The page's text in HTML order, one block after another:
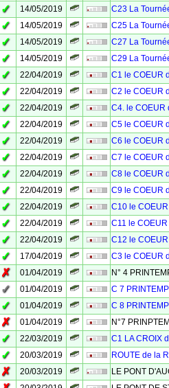
✓ 14/05/2019
C23 La
✓ 14/05/2019
C25 La
✓ 14/05/2019
C27 La
✓ 14/05/2019
C29 La
✓ 22/04/2019
C1 le COEUR
✓ 22/04/2019
C2 le COEUR
✓ 22/04/2019
C4. le COEUR
✓ 22/04/2019
C5 le COEUR
✓ 22/04/2019
C6 le COEUR
✓ 22/04/2019
C7 le COEUR
✓ 22/04/2019
C8 le COEUR
✓ 22/04/2019
C9 le COEUR
✓ 22/04/2019
C10 le
✓ 22/04/2019
C11 le
✓ 22/04/2019
C12 le
✓ 17/04/2019
C3 le COEUR
✗ 01/04/2019
N° 4
✓ 01/04/2019
C 7
✓ 01/04/2019
C 8
✗ 01/04/2019
N°7
✓ 22/03/2019
C1 LA CROIX
✓ 20/03/2019
ROUTE de la
✗ 20/03/2019
LE PONT